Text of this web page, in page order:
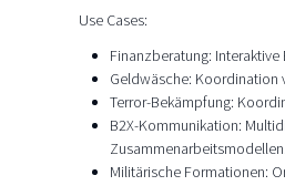
Use Cases:
Finanzberatung:
Geldwäsche: Koordination
Terror-Bekämpfung:
B2X-Kommunikation:
Zusammenarbeitsmodellen.
Militärische Formationen: